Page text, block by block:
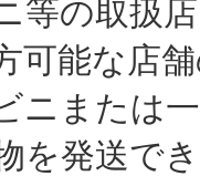
等の取扱
可能な店
たは一
を発送で